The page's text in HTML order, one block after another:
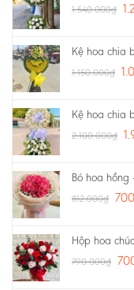
1.540.000₫
Kệ hoa chia
1.150.000₫
Kệ hoa chia
2.100.000₫
Bó hoa hồng
812.000₫
Hộp hoa
790.000₫